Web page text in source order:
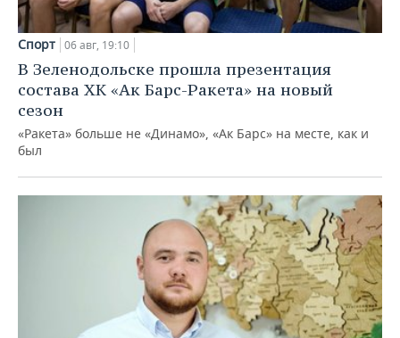
Спорт 06 авг, 19:10
В Зеленодольске прошла презентация
состава ХК «Ак Барс-Ракета» на новый
сезон
«Ракета» больше не «Динамо», «Ак Барс» на месте, как и
был